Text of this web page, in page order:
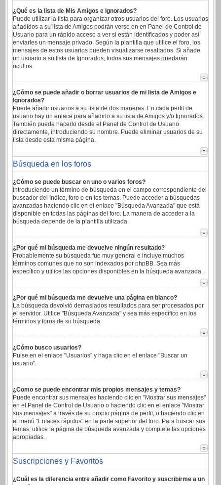
¿Qué es la lista de Mis Amigos e Ignorados?
Puede utilizar la lista para organizar otros usuarios del foro. Los usuarios
añadidos a su lista de Amigos podrán verse en en Panel de Control de
Usuario para un rápido acceso a ver si están identificados y poder así
enviarles un mensaje privado. Según la plantilla que utilice el foro, los
mensajes de estos usuarios pueden visualizarse resaltados. Si añade
un usuario a su lista de Ignorados, todos sus mensajes quedarán
ocultos.
¿Cómo se puede añadir o borrar usuarios de mi lista de Amigos e
Ignorados?
Puede añadir usuarios a su lista de dos maneras. En cada perfil de
usuario hay un enlace para añadirlo a su lista de Amigos y/o Ignorados.
También puede hacerlo desde el Panel de Control de Usuario
directamente, introduciendo su nombre. Puede eliminar usuarios de su
lista desde esta misma página.
Búsqueda en los foros
¿Cómo se puede buscar en uno o varios foros?
Introduciendo un término de búsqueda en el campo correspondiente del
buscador del índice, foro o en los temas. Puede acceder a búsquedas
avanzadas haciendo clic en el enlace "Búsqueda Avanzada" que está
disponible en todas las páginas del foro. La manera de acceder a la
búsqueda depende de la plantilla utilizada.
¿Por qué mi búsqueda me devuelve ningún resultado?
Probablemente su búsqueda fue muy general e incluye muchos
términos comunes que no son indexados por phpBB. Sea más
específico y utilice las opciones disponibles en la búsqueda avanzada.
¿Por qué mi búsqueda me devuelve una página en blanco?
La búsqueda devolvió demasiados resultados para ser procesados por
el servidor. Utilice "Búsqueda Avanzada" y sea más específico en los
términos y foros de su búsqueda.
¿Cómo busco usuarios?
Pulse en el enlace "Usuarios" y haga clic en el enlace "Buscar un
usuario".
¿Como se puede encontrar mis propios mensajes y temas?
Puede encontrar sus mensajes haciendo clic en "Mostrar sus mensajes"
en el Panel de Control de Usuario o haciendo clic en el enlace "Mostrar
sus mensajes" a través de su propio página de perfil, o haciendo clic en
el menú "Enlaces rápidos" en la parte superior del foro. Para buscar sus
temas, utilice la página de búsqueda avanzada y complete las opciones
apropiadas.
Suscripciones y Favoritos
¿Cuál es la diferencia entre añadir como Favorito y suscribirme a un